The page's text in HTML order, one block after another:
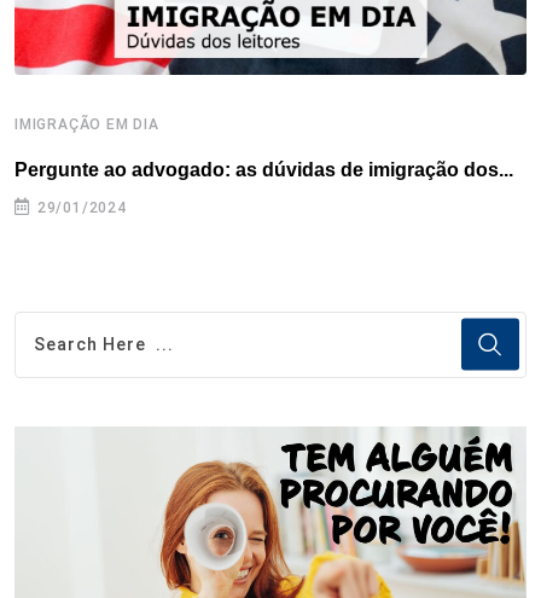
IMIGRAÇÃO EM DIA
Pergunte ao advogado: as dúvidas de imigração dos...
29/01/2024